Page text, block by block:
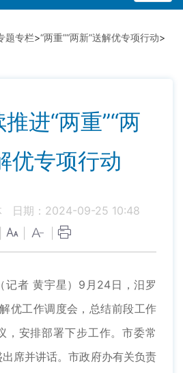
题专栏>“两重”“两新”送解优专项行动>
进“两重”“两
优专项行动
日期：2024-09-25 10:48
者 黄宇星）9月24日，汨罗
优工作调度会，总结前段工作
，安排部署下步工作。市委常
席并讲话。市政府办有关负责